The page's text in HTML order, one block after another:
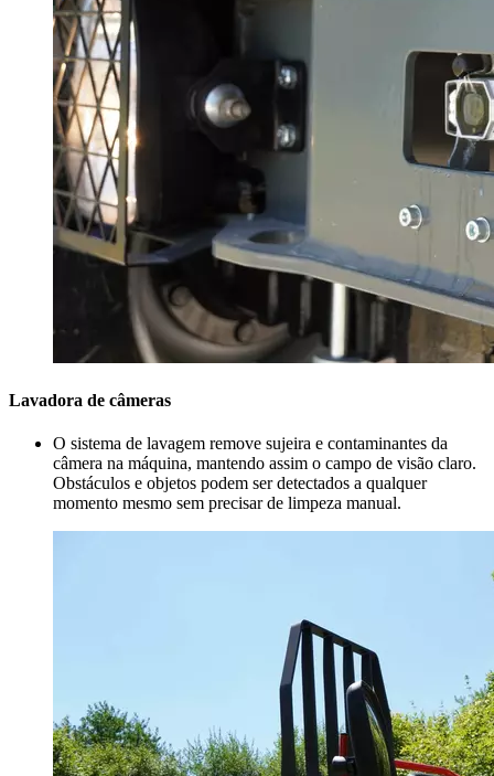
Lavadora de câmeras
O sistema de lavagem remove sujeira e contaminantes da
câmera na máquina, mantendo assim o campo de visão claro.
Obstáculos e objetos podem ser detectados a qualquer
momento mesmo sem precisar de limpeza manual.